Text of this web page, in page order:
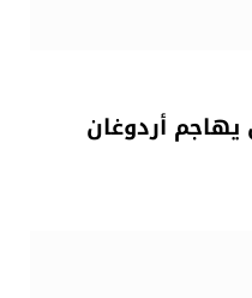
أردوغان